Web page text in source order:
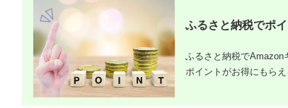
行）｜予約 宿泊 観光
チケット 子供 子連れ
カップル 家族 店頭 オ
ンライン ネット 電話
カップル 家族 店頭 オ
箱根
寄付金額:
トチケット 】
ふるさと納税でポ
ふるさと納税でAmazon
ポイントがお得にもら